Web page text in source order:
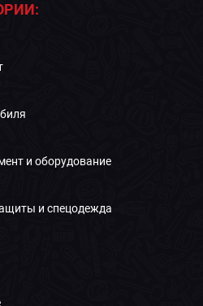
и оборудование
и спецодежда